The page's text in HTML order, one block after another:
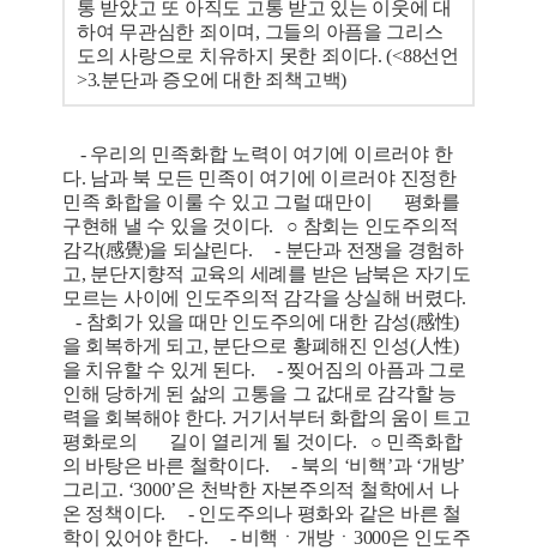
통 받았고 또 아직도 고통 받고 있는 이웃에 대
하여 무관심한 죄이며, 그들의 아픔을 그리스
도의 사랑으로 치유하지 못한 죄이다. (<88선언
>3.분단과 증오에 대한 죄책고백)
- 우리의 민족화합 노력이 여기에 이르러야 한
다. 남과 북 모든 민족이 여기에 이르러야 진정한
민족 화합을 이룰 수 있고 그럴 때만이 평화를
구현해 낼 수 있을 것이다. ○ 참회는 인도주의적
감각(感覺)을 되살린다. - 분단과 전쟁을 경험하
고, 분단지향적 교육의 세례를 받은 남북은 자기도
모르는 사이에 인도주의적 감각을 상실해 버렸다.
- 참회가 있을 때만 인도주의에 대한 감성(感性)
을 회복하게 되고, 분단으로 황폐해진 인성(人性)
을 치유할 수 있게 된다. - 찢어짐의 아픔과 그로
인해 당하게 된 삶의 고통을 그 값대로 감각할 능
력을 회복해야 한다. 거기서부터 화합의 움이 트고
평화로의 길이 열리게 될 것이다. ○ 민족화합
의 바탕은 바른 철학이다. - 북의 ‘비핵’과 ‘개방’
그리고. ‘3000’은 천박한 자본주의적 철학에서 나
온 정책이다. - 인도주의나 평화와 같은 바른 철
학이 있어야 한다. - 비핵ㆍ개방ㆍ3000은 인도주